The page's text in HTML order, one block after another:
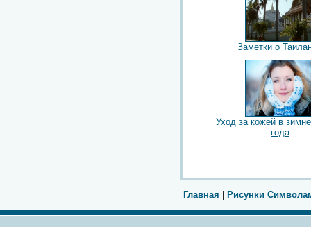
Заметки о
Уход за кожей в
года
Главная Рисунки